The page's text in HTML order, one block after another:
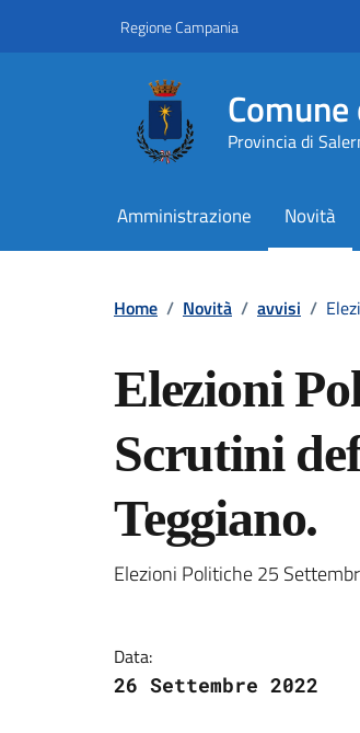
Regione Campania
Provincia di
Amministrazione Novità
Home / Novità / avvisi /
Elezioni
Scrutini
Teggiano.
Dettagli
Elezioni Politiche 25
Data:
26 Settembre 2022